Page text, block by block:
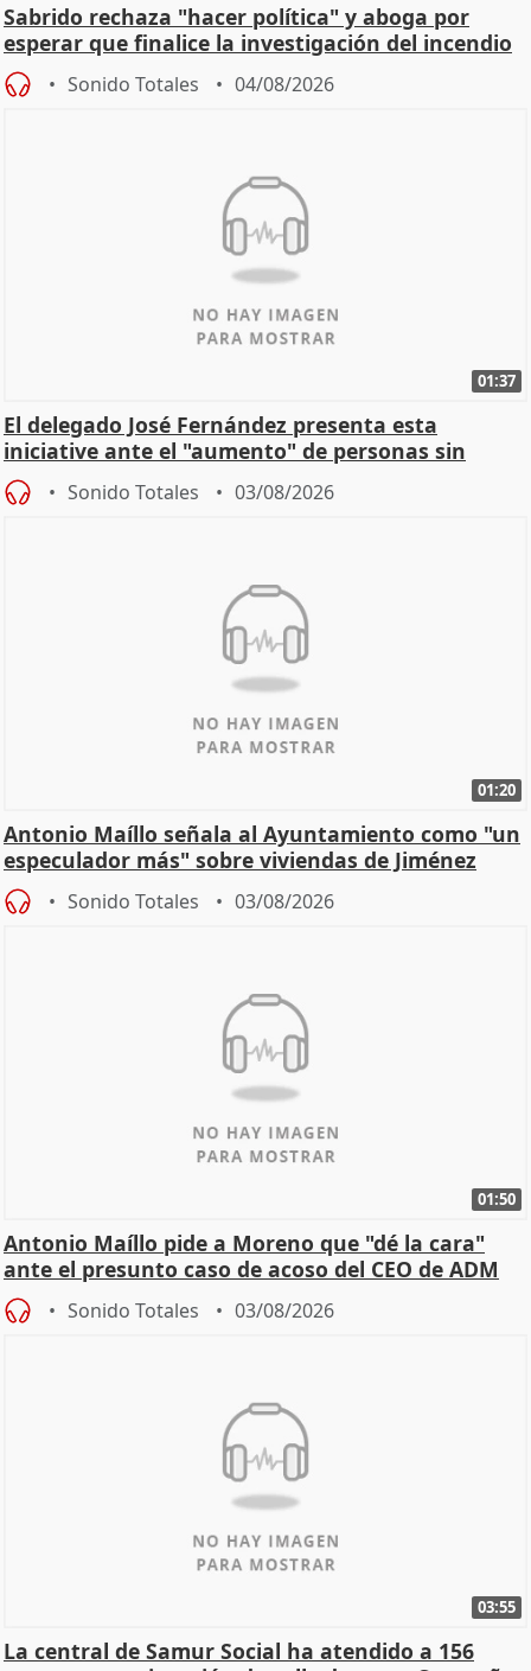
Sabrido rechaza "hacer política" y aboga por
esperar que finalice la investigación del incendio
Sonido Totales 04/08/2026
01:37
El delegado José Fernández presenta esta
iniciative ante el "aumento" de personas sin
hogar en Madri
Sonido Totales 03/08/2026
01:20
Antonio Maíllo señala al Ayuntamiento como "un
especulador más" sobre viviendas de Jiménez
Becerril
Sonido Totales 03/08/2026
01:50
Antonio Maíllo pide a Moreno que "dé la cara"
ante el presunto caso de acoso del CEO de ADM
Sonido Totales 03/08/2026
03:55
La central de Samur Social ha atendido a 156